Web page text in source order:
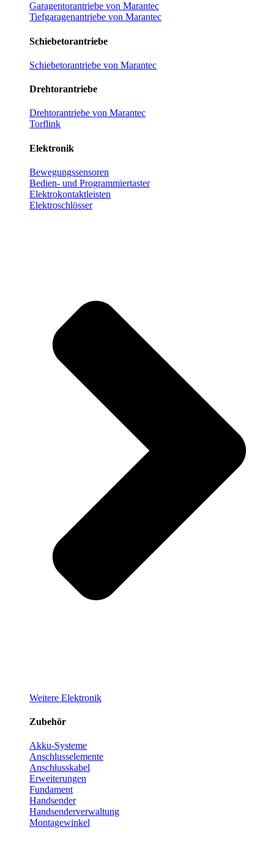
Garagentorantriebe von Marantec
Tiefgaragenantriebe von Marantec
Schiebetorantriebe
Schiebetorantriebe von Marantec
Drehtorantriebe
Drehtorantriebe von Marantec
Torflink
Elektronik
Bewegungssensoren
Bedien- und Programmiertaster
Elektrokontaktleisten
Elektroschlösser
Weitere Elektronik
Zubehör
Akku-Systeme
Anschlusselemente
Anschlusskabel
Erweiterungen
Fundament
Handsender
Handsenderverwaltung
Montagewinkel